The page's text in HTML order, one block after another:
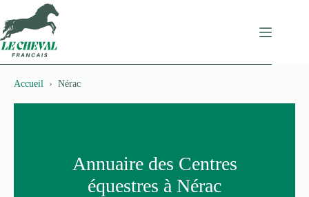
au
contenu
Accueil Nérac
Annuaire des Centres
équestres à Nérac